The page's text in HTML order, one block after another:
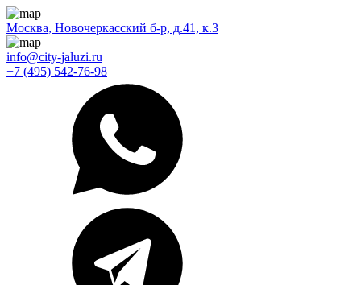
Москва, Новочеркасский б-р, д.41, к.3
info@city-jaluzi.ru
+7 (495) 542-76-98